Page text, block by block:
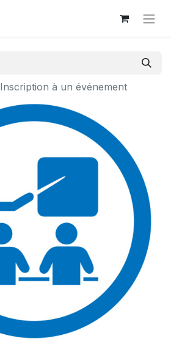
Inscription à un événement